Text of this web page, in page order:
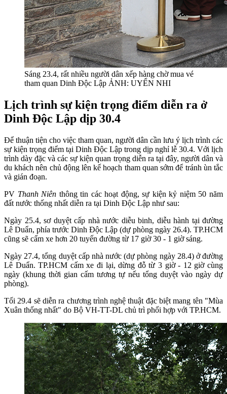
Sáng 23.4, rất nhiều người dân xếp hàng chờ mua vé
tham quan Dinh Độc Lập ẢNH: UYỂN NHI
Lịch trình sự kiện trọng điểm diễn ra ở
Dinh Độc Lập dịp 30.4
Để thuận tiện cho việc tham quan, người dân cần lưu ý lịch trình các
sự kiện trọng điểm tại Dinh Độc Lập trong dịp nghỉ lễ 30.4. Với lịch
trình dày đặc và các sự kiện quan trọng diễn ra tại đây, người dân và
du khách nên chủ động lên kế hoạch tham quan sớm để tránh ùn tắc
và gián đoạn.
PV Thanh Niên thông tin các hoạt động, sự kiện kỷ niệm 50 năm
đất nước thống nhất diễn ra tại Dinh Độc Lập như sau:
Ngày 25.4, sơ duyệt cấp nhà nước diễu binh, diễu hành tại đường
Lê Duẩn, phía trước Dinh Độc Lập (dự phòng ngày 26.4). TP.HCM
cũng sẽ cấm xe hơn 20 tuyến đường từ 17 giờ 30 - 1 giờ sáng.
Ngày 27.4, tổng duyệt cấp nhà nước (dự phòng ngày 28.4) ở đường
Lê Duẩn. TP.HCM cấm xe đi lại, dừng đỗ từ 3 giờ - 12 giờ cùng
ngày (khung thời gian cấm tương tự nếu tổng duyệt vào ngày dự
phòng).
Tối 29.4 sẽ diễn ra chương trình nghệ thuật đặc biệt mang tên "Mùa
Xuân thống nhất" do Bộ VH-TT-DL chủ trì phối hợp với TP.HCM.